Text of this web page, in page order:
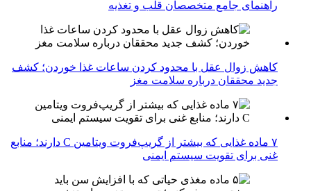
راهنمای جامع متخصصان قلب و تغذیه
کاهش زوال عقل با محدود کردن ساعات غذا خوردن؛ کشف
جدید محققان درباره سلامت مغز
۷ ماده غذایی که بیشتر از گریپ‌فروت ویتامین C دارند؛ منابع
غنی برای تقویت سیستم ایمنی